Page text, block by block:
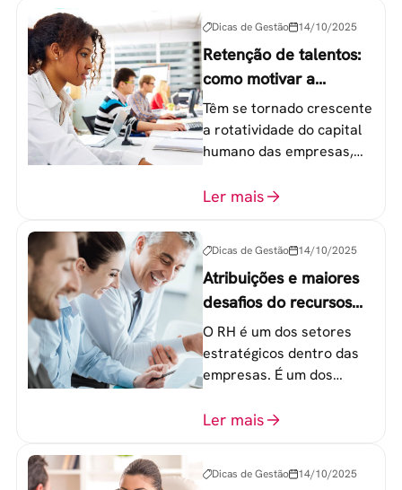
Dicas de Gestão 14/10/2025
Retenção de talentos:
como motivar a
geração Y nas
empresas?
Têm se tornado crescente
a rotatividade do capital
humano das empresas,
colaboradores na faixa de
Ler mais
Dicas de Gestão 14/10/2025
Atribuições e maiores
desafios do recursos
humanos em uma
empresa
O RH é um dos setores
estratégicos dentro das
empresas. É um dos
o atingimento das metas
Ler mais
Dicas de Gestão 14/10/2025